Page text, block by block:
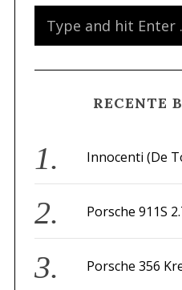
f
o
:
RECENTE
Innocenti (De
Porsche 911S
Porsche 356